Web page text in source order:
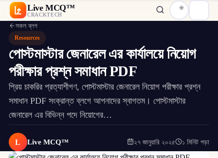
Live MCQ™
CRACKTECH
সকল ব্লগ
Resources
পোস্টমাস্টার জেনারেল এর কার্যালয়ে নিয়োগ
পরীক্ষার প্রশ্ন সমাধান PDF
প্রিয় চাকরির প্রত্যাশীগণ, পোস্টমাস্টার জেনারেল নিয়োগ পরীক্ষার প্রশ্ন
সমাধান PDF সংক্রান্ত ব্লগে আপনাদের স্বাগতম। পোস্টমাস্টার
জেনারেল এর বিভিন্ন পদে নিয়োগের…
L Live MCQ™ ২৭ জানুয়ারি ২০২৫ ১ মিনিট পড়া